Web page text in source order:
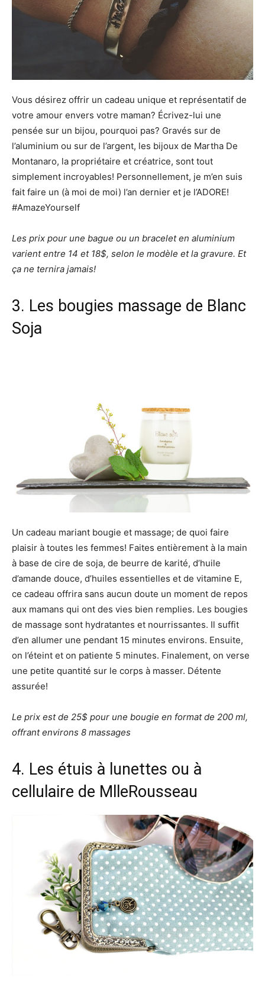
Vous désirez offrir un cadeau unique et représentatif de
votre amour envers votre maman? Écrivez-lui une
pensée sur un bijou, pourquoi pas? Gravés sur de
l’aluminium ou sur de l’argent, les bijoux de Martha De
Montanaro, la propriétaire et créatrice, sont tout
simplement incroyables! Personnellement, je m’en suis
fait faire un (à moi de moi) l’an dernier et je l’ADORE!
#AmazeYourself
Les prix pour une bague ou un bracelet en aluminium
varient entre 14 et 18$, selon le modèle et la gravure. Et
ça ne ternira jamais!
3. Les bougies massage de Blanc
Soja
Un cadeau mariant bougie et massage; de quoi faire
plaisir à toutes les femmes! Faites entièrement à la main
à base de cire de soja, de beurre de karité, d’huile
d’amande douce, d’huiles essentielles et de vitamine E,
ce cadeau offrira sans aucun doute un moment de repos
aux mamans qui ont des vies bien remplies. Les bougies
de massage sont hydratantes et nourrissantes. Il suffit
d’en allumer une pendant 15 minutes environs. Ensuite,
on l’éteint et on patiente 5 minutes. Finalement, on verse
une petite quantité sur le corps à masser. Détente
assurée!
Le prix est de 25$ pour une bougie en format de 200 ml,
offrant environs 8 massages
4. Les étuis à lunettes ou à
cellulaire de MlleRousseau